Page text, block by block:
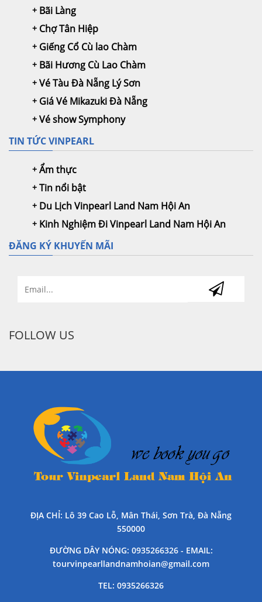
Bãi Làng
Chợ Tân Hiệp
Giếng Cổ Cù lao Chàm
Bãi Hương Cù Lao Chàm
Vé Tàu Đà Nẵng Lý Sơn
Giá Vé Mikazuki Đà Nẵng
Vé show Symphony
TIN TỨC VINPEARL
Ẩm thực
Tin nổi bật
Du Lịch Vinpearl Land Nam Hội An
Kinh Nghiệm Đi Vinpearl Land Nam Hội An
ĐĂNG KÝ KHUYẾN MÃI
FOLLOW US
ĐỊA CHỈ: Lô 39 Cao Lỗ, Mân Thái, Sơn Trà, Đà Nẵng
550000
ĐƯỜNG DÂY NÓNG: 0935266326 - EMAIL:
tourvinpearllandnamhoian@gmail.com
TEL: 0935266326